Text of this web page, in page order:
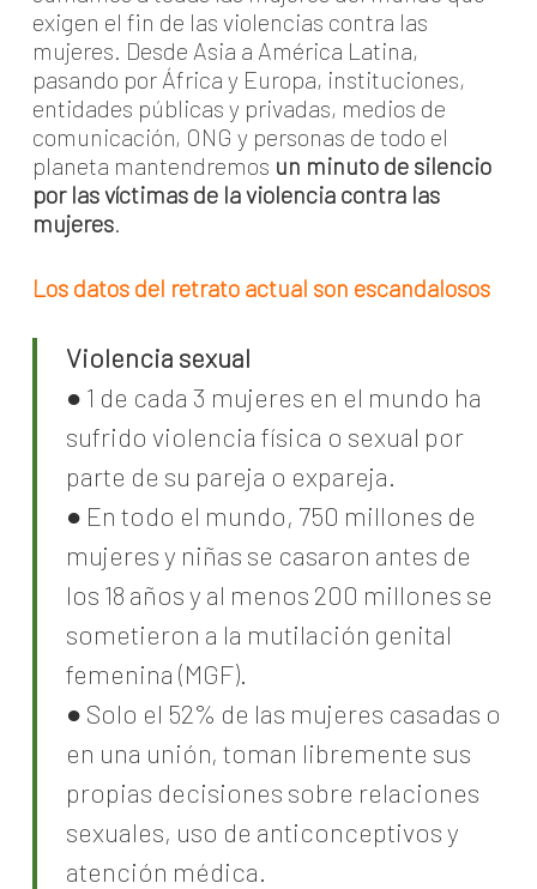
exigen el fin de las violencias contra las
mujeres. Desde Asia a América Latina,
pasando por África y Europa, instituciones,
entidades públicas y privadas, medios de
comunicación, ONG y personas de todo el
planeta mantendremos un minuto de silencio
por las víctimas de la violencia contra las
mujeres.
Los datos del retrato actual son escandalosos
Violencia sexual
● 1 de cada 3 mujeres en el mundo ha
sufrido violencia física o sexual por
parte de su pareja o expareja.
● En todo el mundo, 750 millones de
mujeres y niñas se casaron antes de
los 18 años y al menos 200 millones se
sometieron a la mutilación genital
femenina (MGF).
● Solo el 52% de las mujeres casadas o
en una unión, toman libremente sus
propias decisiones sobre relaciones
sexuales, uso de anticonceptivos y
atención médica.